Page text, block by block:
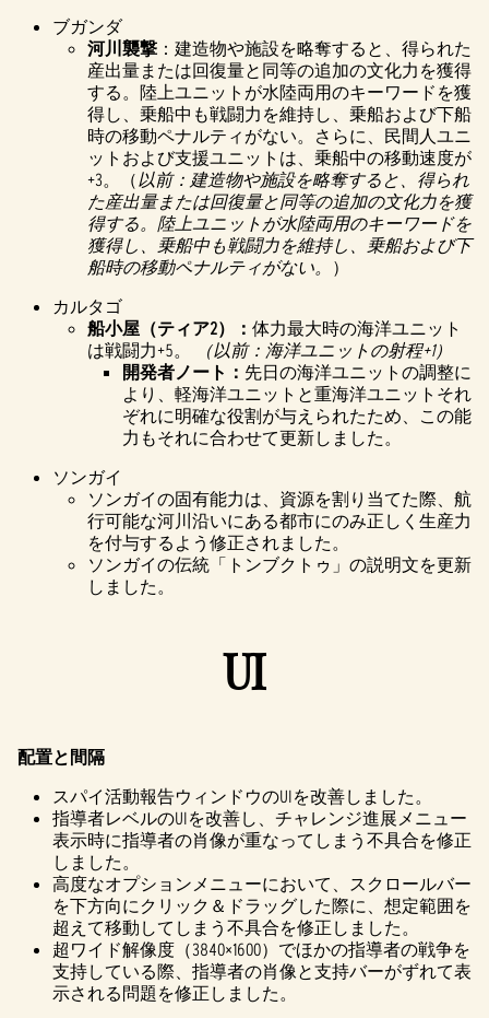
ブガンダ
河川襲撃 ：建造物や施設を略奪すると、得られた
産出量または回復量と同等の追加の文化力を獲得
する。陸上ユニットが水陸両用のキーワードを獲
得し、乗船中も戦闘力を維持し、乗船および下船
時の移動ペナルティがない。さらに、民間人ユニ
ットおよび支援ユニットは、乗船中の移動速度が
+3。（以前：建造物や施設を略奪すると、得られ
た産出量または回復量と同等の追加の文化力を獲
得する。陸上ユニットが水陸両用のキーワードを
獲得し、乗船中も戦闘力を維持し、乗船および下
船時の移動ペナルティがない。 ）
カルタゴ
船小屋（ティア2）： 体力最大時の海洋ユニット
は戦闘力+5。
（以前：海洋ユニットの射程+1）
開発者ノート： 先日の海洋ユニットの調整に
より、軽海洋ユニットと重海洋ユニットそれ
ぞれに明確な役割が与えられたため、この能
力もそれに合わせて更新しました。
ソンガイ
ソンガイの固有能力は、資源を割り当てた際、航
行可能な河川沿いにある都市にのみ正しく生産力
を付与するよう修正されました。
ソンガイの伝統「トンブクトゥ」の説明文を更新
しました。
UI
配置と間隔
スパイ活動報告ウィンドウのUIを改善しました。
指導者レベルのUIを改善し、チャレンジ進展メニュー
表示時に指導者の肖像が重なってしまう不具合を修正
しました。
高度なオプションメニューにおいて、スクロールバー
を下方向にクリック＆ドラッグした際に、想定範囲を
超えて移動してしまう不具合を修正しました。
超ワイド解像度（3840×1600）でほかの指導者の戦争を
支持している際、指導者の肖像と支持バーがずれて表
示される問題を修正しました。